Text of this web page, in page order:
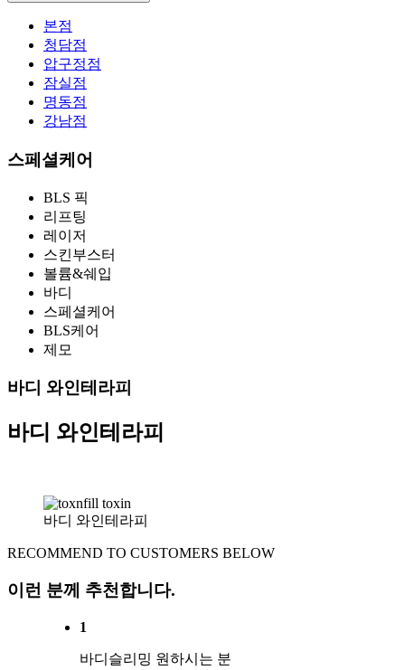
본점
청담점
압구정점
잠실점
명동점
강남점
스페셜케어
BLS 픽
리프팅
레이저
스킨부스터
볼륨&쉐입
바디
스페셜케어
BLS케어
제모
바디 와인테라피
바디 와인테라피
바디 와인테라피
RECOMMEND TO CUSTOMERS BELOW
이런 분께 추천합니다.
1
바디슬리밍 원하시는 분